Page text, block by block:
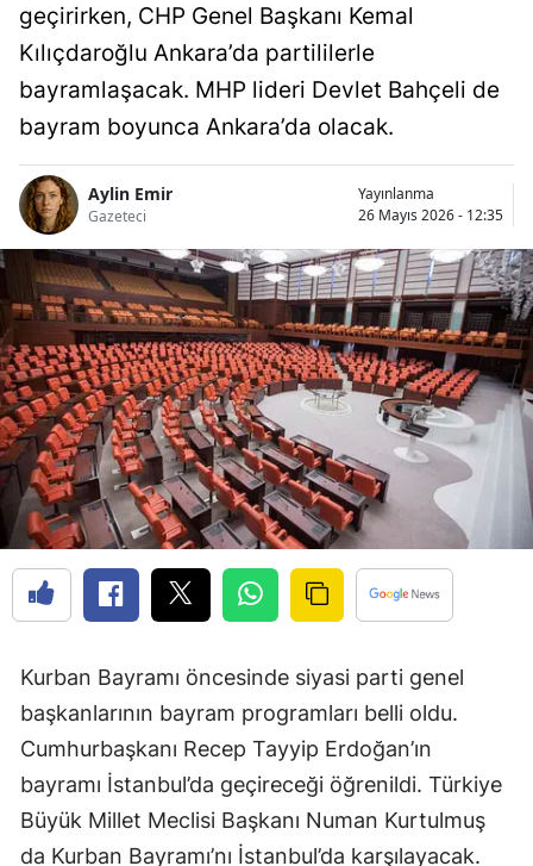
geçirirken, CHP Genel Başkanı Kemal
Kılıçdaroğlu Ankara’da partililerle
bayramlaşacak. MHP lideri Devlet Bahçeli de
bayram boyunca Ankara’da olacak.
Aylin Emir
Gazeteci
Yayınlanma
26 Mayıs 2026 - 12:35
Kurban Bayramı öncesinde siyasi parti genel
başkanlarının bayram programları belli oldu.
Cumhurbaşkanı Recep Tayyip Erdoğan’ın
bayramı İstanbul’da geçireceği öğrenildi. Türkiye
Büyük Millet Meclisi Başkanı Numan Kurtulmuş
da Kurban Bayramı’nı İstanbul’da karşılayacak.